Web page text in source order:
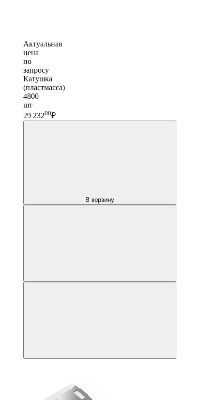
Актуальная
цена
по
запросу
Катушка
(пластмасса)
4800
шт
29 23200₽
В корзину